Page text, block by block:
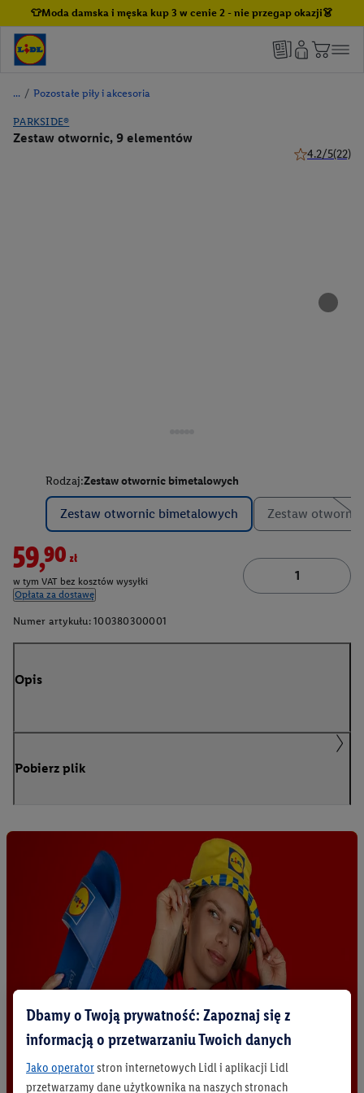
👕Moda damska i męska kup 3 w cenie 2 - nie przegap okazji👗
/ Pozostałe piły i akcesoria
PARKSIDE®
Zestaw otwornic, 9 elementów
4.2/5(22)
Rodzaj:Zestaw otwornic bimetalowych
Zestaw otwornic bimetalowych Zestaw
59,90zł
w tym VAT bez kosztów wysyłki
Opłata za dostawę
Numer artykułu: 100380300001
Opis
Pobierz plik
Dbamy o Twoją prywatność: Zapoznaj się z
informacją o przetwarzaniu Twoich danych
Jako operatorstron internetowych Lidl i aplikacji Lidl
przetwarzamy dane użytkownika na naszych stronach